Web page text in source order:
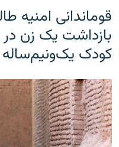
قوماندانی امنیه
بازداشت یک زن
کودک یک‌ونیم‌ساله